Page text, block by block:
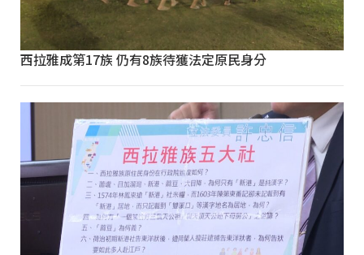
西拉雅成第17族 仍有8族待獲法定原民身分